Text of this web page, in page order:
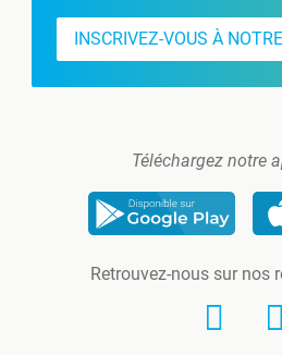
INSCRIVEZ-VOUS À
Téléchargez notre
Retrouvez-nous sur nos